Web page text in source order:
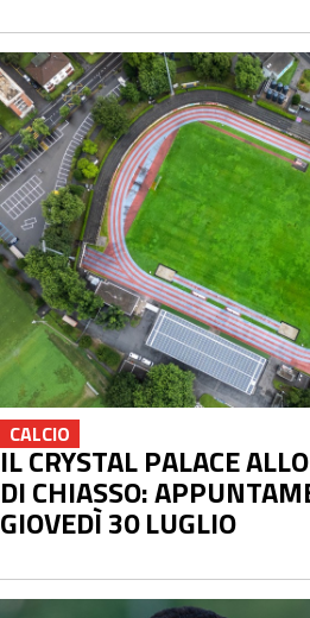
CALCIO
IL CRYSTAL PALACE
DI CHIASSO:
GIOVEDÌ 30 LUGLIO